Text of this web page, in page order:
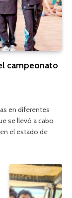
campeonato
en diferentes
se llevó a cabo
en el estado de